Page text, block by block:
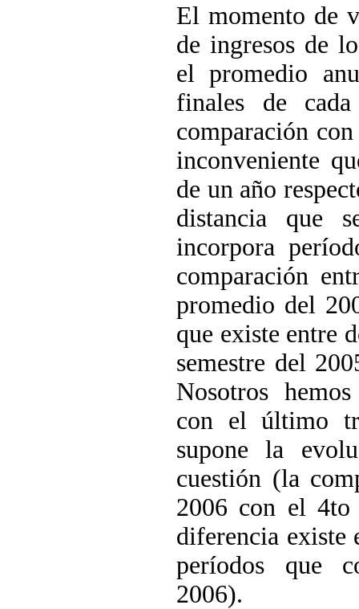
El momento de
de ingresos de
el promedio
finales de
comparación
inconveniente
de un año
distancia que
incorpora
comparación
promedio del
que existe entre
semestre del
Nosotros
con el último
supone la
cuestión (la
2006 con el
diferencia existe
períodos que
2006).